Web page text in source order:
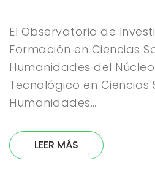
El Observatorio de
Formación en Ciencias
Humanidades del
Tecnológico en Ciencias
Humanidades…
LEER MÁS